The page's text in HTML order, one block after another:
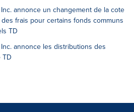
annonce un changement de la cote
frais pour certains fonds communs
TD
annonce les distributions des